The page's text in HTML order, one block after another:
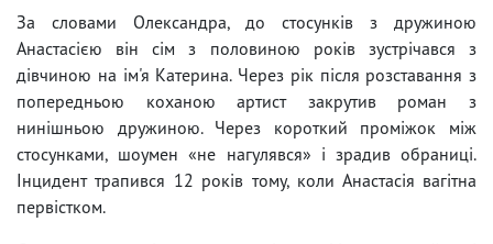
За словами Олександра, до стосунків з дружиною
Анастасією він сім з половиною років зустрічався з
дівчиною на ім'я Катерина. Через рік після розставання з
попередньою коханою артист закрутив роман з
нинішньою дружиною. Через короткий проміжок між
стосунками, шоумен «не нагулявся» і зрадив обраниці.
Інцидент трапився 12 років тому, коли Анастасія вагітна
первістком.